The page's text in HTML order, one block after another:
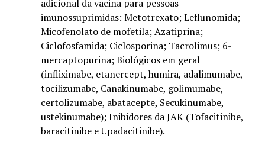
adicional da vacina para pessoas
imunossuprimidas: Metotrexato; Leflunomida;
Micofenolato de mofetila; Azatiprina;
Ciclofosfamida; Ciclosporina; Tacrolimus; 6-
mercaptopurina; Biológicos em geral
(infliximabe, etanercept, humira, adalimumabe,
tocilizumabe, Canakinumabe, golimumabe,
certolizumabe, abatacepte, Secukinumabe,
ustekinumabe); Inibidores da JAK (Tofacitinibe,
baracitinibe e Upadacitinibe).